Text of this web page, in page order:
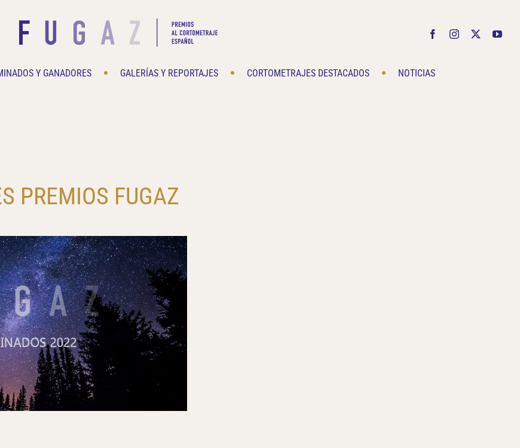
FacebookInstagram
Y GANADORES GALERÍAS Y REPORTAJES CORTOMETRAJES DESTACADOS NOTICIAS
PREMIOS FUGAZ